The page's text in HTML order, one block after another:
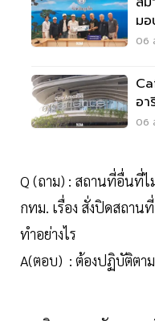
มอ
รอ
06
อ
06
Q (ถาม) : สถานที่อื่นที่
กทม. เรื่อง สั่งปิดสถาน
ทำอย่างไร
A(ตอบ) : ต้องปฏิบัติตาม